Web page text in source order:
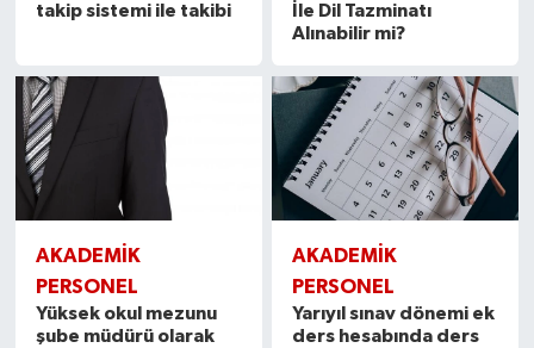
takip sistemi ile takibi
İle Dil Tazminatı
Alınabilir mi?
AKADEMİK
PERSONEL
Yüksek okul mezunu
şube müdürü olarak
AKADEMİK
PERSONEL
Yarıyıl sınav dönemi ek
ders hesabında ders